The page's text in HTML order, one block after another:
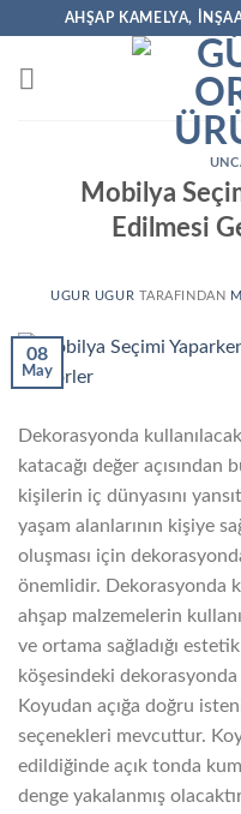
AHŞAP KAMELYA,
Mobilya
Edilmesi
UGUR UGUR TARAFINDAN
08
May
Dekorasyonda
katacağı değer açısından
kişilerin iç dünyasını
yaşam alanlarının kişiye
oluşması için
önemlidir. Dekorasyonda
ahşap malzemelerin
ve ortama sağladığı
köşesindeki
Koyudan açığa doğru
seçenekleri mevcuttur.
edildiğinde açık tonda
denge yakalanmış